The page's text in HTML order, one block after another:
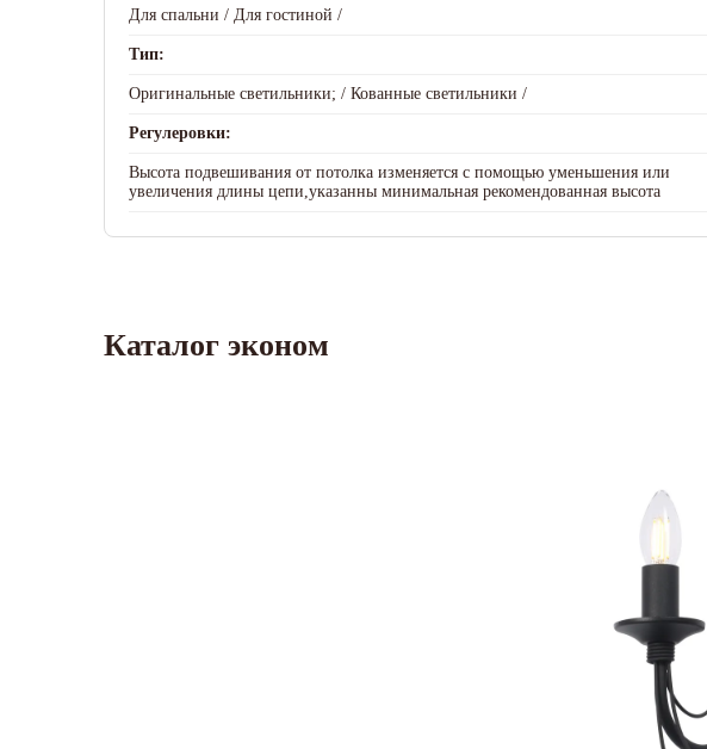
Для спальни / Для гостиной /
Тип:
Оригинальные светильники; / Кованные светильники /
Регулеровки:
Высота подвешивания от потолка изменяется с помощью уменьшения или
увеличения длины цепи,указанны минимальная рекомендованная высота
Каталог эконом